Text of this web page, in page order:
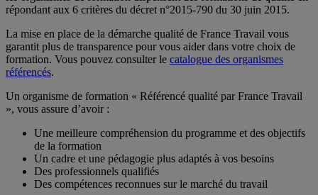
répondant aux 6 critères du décret n°2015-790 du 30 juin 2015.
La mise en place de la démarche qualité de France Travail vous
garantit plus de transparence pour vous aider dans votre choix de
formation. Vous pouvez consulter le catalogue des organismes
référencés.
Un organisme de formation « Référencé qualité par France Travail
», vous assure d’avoir :
Une meilleure compréhension du programme et des objectifs
de la formation
Un cadre et une pédagogie plus adaptés à vos besoins
Des professionnels qualifiés
Des compétences reconnues sur le marché du travail